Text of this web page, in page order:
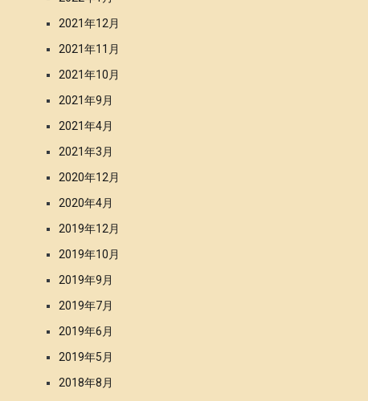
2021年12月
2021年11月
2021年10月
2021年9月
2021年4月
2021年3月
2020年12月
2020年4月
2019年12月
2019年10月
2019年9月
2019年7月
2019年6月
2019年5月
2018年8月